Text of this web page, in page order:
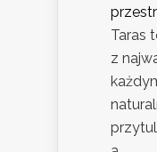
Taras
z